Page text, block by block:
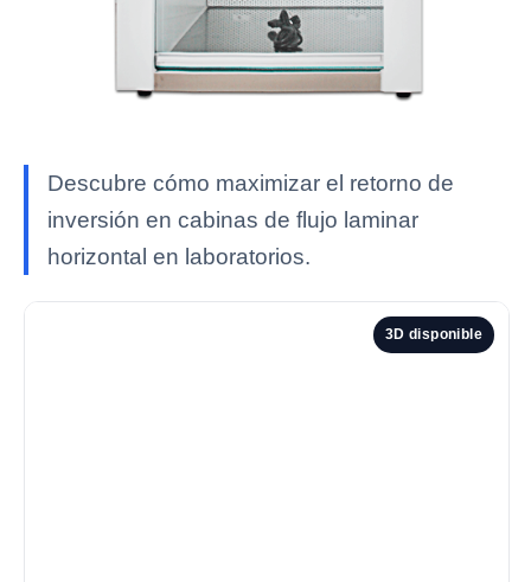
Descubre cómo maximizar el retorno de
inversión en cabinas de flujo laminar
horizontal en laboratorios.
3D disponible